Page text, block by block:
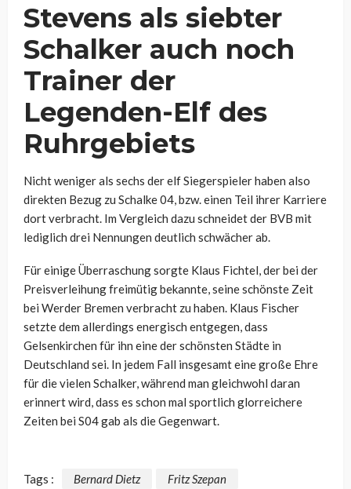
Stevens als siebter
Schalker auch noch
Trainer der
Legenden-Elf des
Ruhrgebiets
Nicht weniger als sechs der elf Siegerspieler haben also
direkten Bezug zu Schalke 04, bzw. einen Teil ihrer Karriere
dort verbracht. Im Vergleich dazu schneidet der BVB mit
lediglich drei Nennungen deutlich schwächer ab.
Für einige Überraschung sorgte Klaus Fichtel, der bei der
Preisverleihung freimütig bekannte, seine schönste Zeit
bei Werder Bremen verbracht zu haben. Klaus Fischer
setzte dem allerdings energisch entgegen, dass
Gelsenkirchen für ihn eine der schönsten Städte in
Deutschland sei. In jedem Fall insgesamt eine große Ehre
für die vielen Schalker, während man gleichwohl daran
erinnert wird, dass es schon mal sportlich glorreichere
Zeiten bei S04 gab als die Gegenwart.
Tags : Bernard Dietz
Fritz Szepan